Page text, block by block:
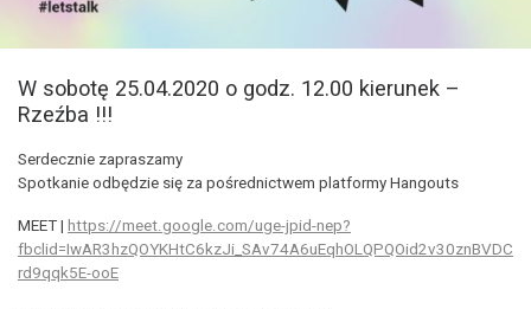
W sobotę 25.04.2020 o godz. 12.00 kierunek –
Rzeźba !!!
Serdecznie zapraszamy
Spotkanie odbędzie się za pośrednictwem platformy Hangouts
MEET | https://meet.google.com/uge-jpid-nep?
fbclid=IwAR3hzQOYKHtC6kzJi_SAv74A6uEqhOLQPQOid2v30znBVDC
rd9qqk5E-ooE